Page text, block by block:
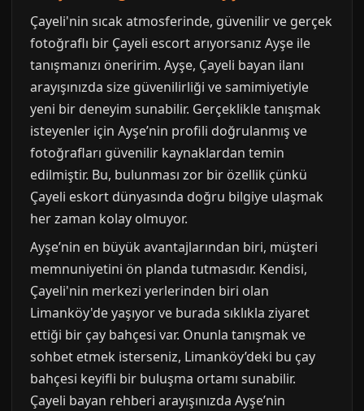
Çayeli'nin sıcak atmosferinde, güvenilir ve gerçek
fotoğraflı bir Çayeli escort arıyorsanız Ayşe ile
tanışmanızı öneririm. Ayşe, Çayeli bayan ilanı
arayışınızda size güvenilirliği ve samimiyetiyle
yeni bir deneyim sunabilir. Gerçeklikle tanışmak
isteyenler için Ayşe’nin profili doğrulanmış ve
fotoğrafları güvenilir kaynaklardan temin
edilmiştir. Bu, bulunması zor bir özellik çünkü
Çayeli eskort dünyasında doğru bilgiye ulaşmak
her zaman kolay olmuyor.
Ayşe’nin en büyük avantajlarından biri, müşteri
memnuniyetini ön planda tutmasıdır. Kendisi,
Çayeli'nin merkezi yerlerinden biri olan
Limanköy'de yaşıyor ve burada sıklıkla ziyaret
ettiği bir çay bahçesi var. Onunla tanışmak ve
sohbet etmek isterseniz, Limanköy’deki bu çay
bahçesi keyifli bir buluşma ortamı sunabilir.
Çayeli bayan rehberi arayışınızda Ayşe’nin